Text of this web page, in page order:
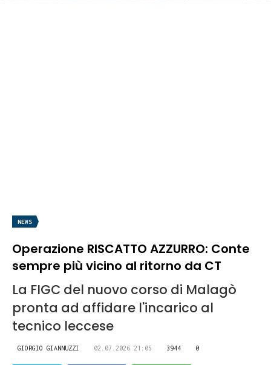
NEWS
Operazione RISCATTO AZZURRO: Conte
sempre più vicino al ritorno da CT
La FIGC del nuovo corso di Malagò
pronta ad affidare l'incarico al
tecnico leccese
GIORGIO GIANNUZZI 02.07.2026 21:05 3944 0